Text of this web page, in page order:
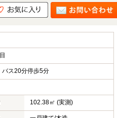
ス20分停歩5分
102.38㎡ (実測)